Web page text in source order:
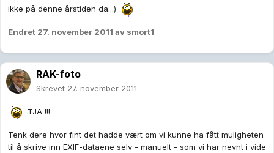
ikke på denne årstiden da...)
Endret 27. november 2011 av smort1
RAK-foto
Skrevet 27. november 2011
TJA !!!
Tenk dere hvor fint det hadde vært om vi kunne ha fått muligheten
til å skrive inn EXIF-dataene selv - manuelt - som vi har nevnt i vide